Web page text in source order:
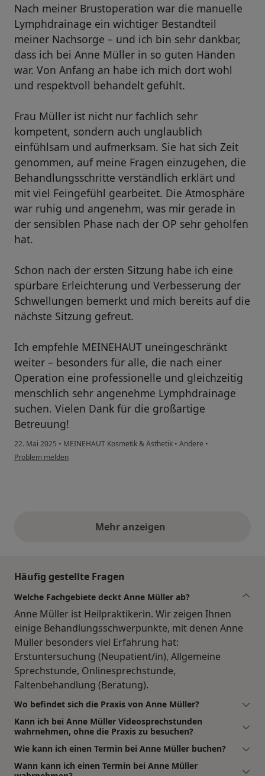
Nach meiner Brustoperation war die manuelle
Lymphdrainage ein wichtiger Bestandteil
meiner Nachsorge – und ich bin sehr dankbar,
dass ich bei Anne Müller in so guten Händen
war. Von Anfang an habe ich mich dort wohl
und respektvoll behandelt gefühlt.
Frau Müller ist nicht nur fachlich sehr
kompetent, sondern auch unglaublich
einfühlsam und aufmerksam. Sie hat sich Zeit
genommen, auf meine Fragen einzugehen, die
Behandlungsschritte verständlich erklärt und
mit viel Feingefühl gearbeitet. Die Atmosphäre
war ruhig und angenehm, was mir gerade in
der sensiblen Phase nach der OP sehr geholfen
hat.
Schon nach der ersten Sitzung habe ich eine
spürbare Erleichterung und Verbesserung der
Schwellungen bemerkt und mich bereits auf die
nächste Sitzung gefreut.
Ich empfehle MEINEHAUT uneingeschränkt
weiter – besonders für alle, die nach einer
Operation eine professionelle und gleichzeitig
menschlich sehr angenehme Lymphdrainage
suchen. Vielen Dank für die großartige
Betreuung!
22. Mai 2025 • MEINEHAUT Kosmetik & Ästhetik • Andere •
Problem melden
Mehr anzeigenobige Stellungnahmen
Häufig gestellte Fragen
Welche Fachgebiete deckt Anne Müller ab?
Anne Müller ist Heilpraktikerin. Wir zeigen Ihnen
einige Behandlungsschwerpunkte, mit denen Anne
Müller besonders viel Erfahrung hat:
Erstuntersuchung (Neupatient/in), Allgemeine
Sprechstunde, Onlinesprechstunde,
Faltenbehandlung (Beratung).
Wo befindet sich die Praxis von Anne Müller?
Kann ich bei Anne Müller Videosprechstunden
wahrnehmen, ohne die Praxis zu besuchen?
Wie kann ich einen Termin bei Anne Müller buchen?
Wann kann ich einen Termin bei Anne Müller